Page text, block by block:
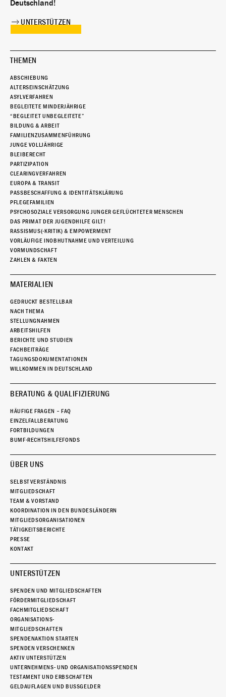
Deutschland!
UNTERSTÜTZEN
THEMEN
ABSCHIEBUNG
ALTERSEINSCHÄTZUNG
ASYLVERFAHREN
BEGLEITETE MINDERJÄHRIGE
“BEGLEITET UNBEGLEITETE”
BILDUNG & ARBEIT
FAMILIENZUSAMMENFÜHRUNG
JUNGE VOLLJÄHRIGE
BLEIBERECHT
PARTIZIPATION
CLEARINGVERFAHREN
EUROPA & TRANSIT
PASSBESCHAFFUNG & IDENTITÄTSKLÄRUNG
PFLEGEFAMILIEN
PSYCHOSOZIALE VERSORGUNG JUNGER GEFLÜCHTETER MENSCHEN
DAS PRIMAT DER JUGENDHILFE GILT!
RASSISMUS(-KRITIK) & EMPOWERMENT
VORLÄUFIGE INOBHUTNAHME UND VERTEILUNG
VORMUNDSCHAFT
ZAHLEN & FAKTEN
MATERIALIEN
GEDRUCKT BESTELLBAR
NACH THEMA
STELLUNGNAHMEN
ARBEITSHILFEN
BERICHTE UND STUDIEN
FACHBEITRÄGE
TAGUNGSDOKUMENTATIONEN
WILLKOMMEN IN DEUTSCHLAND
BERATUNG & QUALIFIZIERUNG
HÄUFIGE FRAGEN – FAQ
EINZELFALLBERATUNG
FORTBILDUNGEN
BUMF-RECHTSHILFEFONDS
ÜBER UNS
SELBSTVERSTÄNDNIS
MITGLIEDSCHAFT
TEAM & VORSTAND
KOORDINATION IN DEN BUNDESLÄNDERN
MITGLIEDSORGANISATIONEN
TÄTIGKEITSBERICHTE
PRESSE
KONTAKT
UNTERSTÜTZEN
SPENDEN UND MITGLIEDSCHAFTEN
FÖRDERMITGLIEDSCHAFT
FACHMITGLIEDSCHAFT
ORGANISATIONS-
MITGLIEDSCHAFTEN
SPENDENAKTION STARTEN
SPENDEN VERSCHENKEN
AKTIV UNTERSTÜTZEN
UNTERNEHMENS- UND ORGANISATIONSSPENDEN
TESTAMENT UND ERBSCHAFTEN
GELDAUFLAGEN UND BUSSGELDER